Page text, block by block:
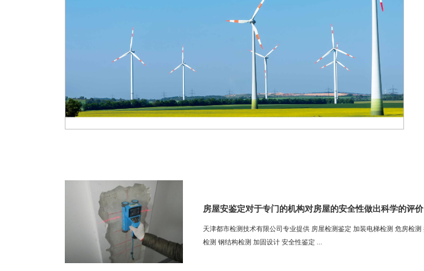
房屋安鉴定对于专门的机构对房屋的安全性做出科学的评价
天津都市检测技术有限公司专业提供 房屋检测鉴定 加装电梯检测 危房检测 抗震检测 工程
检测 钢结构检测 加固设计 安全性鉴定 ...